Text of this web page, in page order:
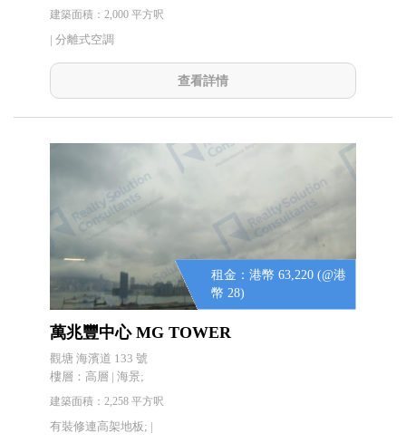
建築面積：2,000 平方呎
| 分離式空調
查看詳情
租金：港幣 63,220 (@港
幣 28)
萬兆豐中心 MG TOWER
觀塘 海濱道 133 號
樓層：高層 | 海景;
建築面積：2,258 平方呎
有裝修連高架地板; |